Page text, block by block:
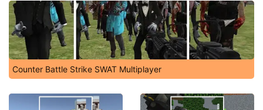
Counter Battle Strike SWAT Multiplayer